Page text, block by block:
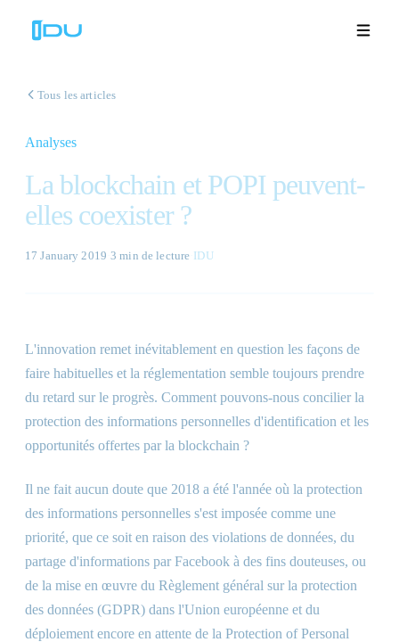
Solutions
Plateforme
🇫🇷 Démos
Tous les articles
Analyses
La blockchain et POPI peuvent-
elles coexister ?
17 January 2019 ·3 min de lecture IDU
L'innovation remet inévitablement en question les façons de
faire habituelles et la réglementation semble toujours prendre
du retard sur le progrès. Comment pouvons-nous concilier la
protection des informations personnelles d'identification et les
opportunités offertes par la blockchain ?
Il ne fait aucun doute que 2018 a été l'année où la protection
des informations personnelles s'est imposée comme une
priorité, que ce soit en raison des violations de données, du
partage d'informations par Facebook à des fins douteuses, ou
de la mise en œuvre du Règlement général sur la protection
des données (GDPR) dans l'Union européenne et du
déploiement encore en attente de la Protection of Personal